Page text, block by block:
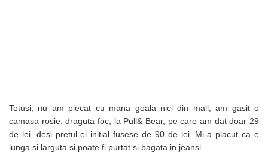
Totusi, nu am plecat cu mana goala nici din mall, am gasit o
camasa rosie, draguta foc, la Pull& Bear, pe care am dat doar 29
de lei, desi pretul ei initial fusese de 90 de lei. Mi-a placut ca e
lunga si larguta si poate fi purtat si bagata in jeansi.